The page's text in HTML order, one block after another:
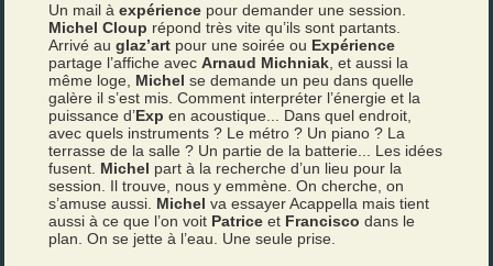
Un mail àexpérience pour demander une session.
Michel Cloup répond très vite qu’ils sont partants.
Arrivé auglaz’art pour une soirée ou Expérience
partage l’affiche avecArnaud Michniak , et aussi la
même loge, Michel se demande un peu dans quelle
galère il s’est mis. Comment interpréter l’énergie et la
puissance d’Exp en acoustique... Dans quel endroit,
avec quels instruments ? Le métro ? Un piano ? La
terrasse de la salle ? Un partie de la batterie... Les idées
fusent. Michel part à la recherche d’un lieu pour la
session. Il trouve, nous y emmène. On cherche, on
s’amuse aussi. Michel va essayer Acappella mais tient
aussi à ce que l’on voit Patrice et Francisco dans le
plan. On se jette à l’eau. Une seule prise.